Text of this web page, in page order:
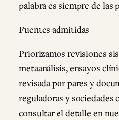
palabra es siempre de las
Fuentes admitidas
Priorizamos revisiones
metaanálisis, ensayos
revisada por pares y
reguladoras y sociedades
consultar el detalle en